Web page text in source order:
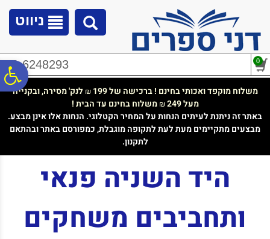
נגישות
ניווט
02-6248293 0
משלוח מוקפד ואכותי בחינם ! ברכישה של 199 ₪ לנק' מסירה, ובקנייה
מעל 249
₪משלוח בחינם עד הבית !
באתר זה ניתנת לעיתים הנחות על המחיר הקטלוגי. הנחות אלו אינן מבצע.
מבצעים מתקיימים מעת לעת לתקופה מוגבלת, כמפורסם באתר ובהתאם
לתקנון.
היד השניה פנאי
ותחביבים משחקים